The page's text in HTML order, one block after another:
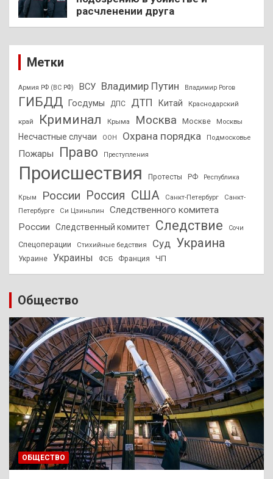
расчленении друга
Метки
Армия РФ (ВС РФ) ВСУ Владимир Путин Владимир Рогов
ГИБДД Госдумы ДПС ДТП Китай Краснодарский
край Криминал Крыма Москва Москве Москвы
Несчастные случаи ООН Охрана порядка Подмосковье
Пожары Право Преступления
Происшествия Протесты РФ Республика
Крым России Россия США Санкт-Петербург
Санкт-
Петербурге
Си Цзиньпин
Следственного комитета
России
Следственный комитет Следствие Сочи
Спецоперации Стихийные бедствия Суд Украина
Украине Украины ФСБ Франция ЧП
Общество
ОБЩЕСТВО